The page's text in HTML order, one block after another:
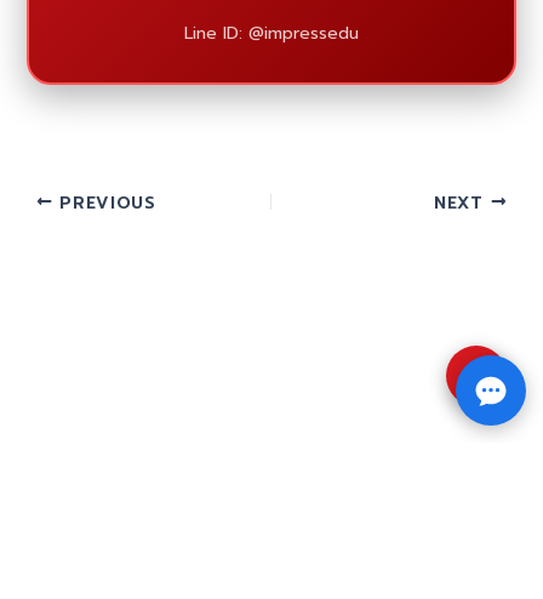
Line ID: @impressedu
PREVIOUS NEXT
⇧